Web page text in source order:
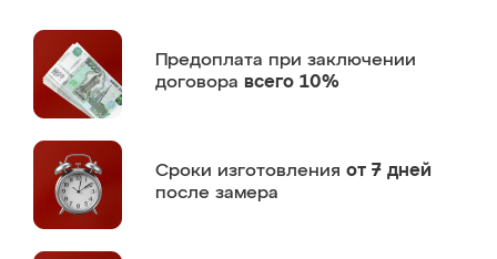
Предоплата при заключении
договора всего 10%
Сроки изготовления от 7 дней
после замера